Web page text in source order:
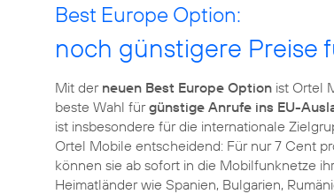
Best Europe Option:
noch günstigere Preise
Mit der neuen Best Europe Option ist Ortel
beste Wahl fürgünstige Anrufe ins EU-
ist insbesondere für die internationale
Ortel Mobile entscheidend: Für nur 7 Cent
können sie ab sofort in die Mobilfunknetze
Heimatländer wie Spanien, Bulgarien,